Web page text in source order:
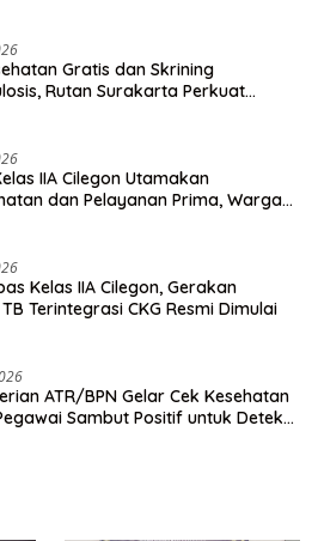
Gratis dan Skrining
Rutan Surakarta Perkuat
IIA Cilegon Utamakan
dan Pelayanan Prima, Warga
Kelas IIA Cilegon, Gerakan
Terintegrasi CKG Resmi Dimulai
ATR/BPN Gelar Cek Kesehatan
Sambut Positif untuk Deteksi